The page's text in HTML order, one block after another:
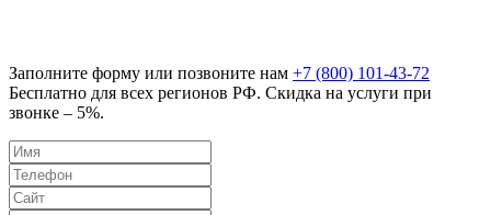
Заполните форму или позвоните нам +7 (800) 101-43-72
Бесплатно для всех регионов РФ. Скидка на услуги при
звонке – 5%.